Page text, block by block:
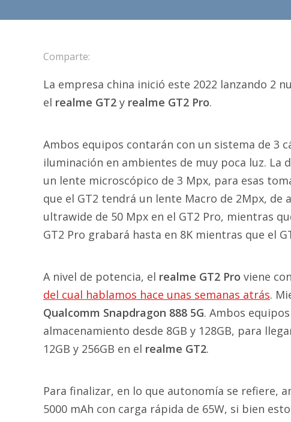
Comparte:
La empresa china inició este 2022 lanzando 2
el realme GT2 y realme GT2 Pro.
Ambos equipos contarán con un sistema de 3
iluminación en ambientes de muy poca luz. La
un lente microscópico de 3 Mpx, para esas
que el GT2 tendrá un lente Macro de 2Mpx,
ultrawide de 50 Mpx en el GT2 Pro, mientras
GT2 Pro grabará hasta en 8K mientras que el
A nivel de potencia, el realme GT2 Pro viene
del cual hablamos hace unas semanas atrás.
Qualcomm Snapdragon 888 5G. Ambos
almacenamiento desde 8GB y 128GB, para
12GB y 256GB en el realme GT2.
Para finalizar, en lo que autonomía se refiere,
5000 mAh con carga rápida de 65W, si bien